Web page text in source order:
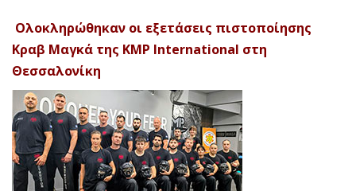
Ολοκληρώθηκαν οι εξετάσεις πιστοποίησης
Κραβ Μαγκά της KMP International στη
Θεσσαλονίκη